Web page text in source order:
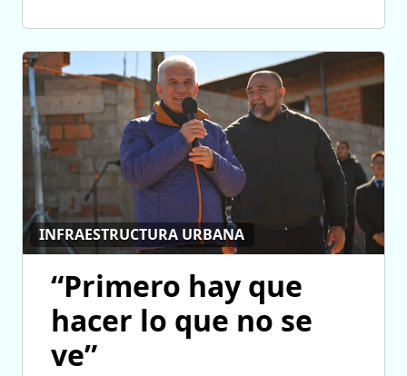
INFRAESTRUCTURA URBANA
“Primero hay que
hacer lo que no se
ve”